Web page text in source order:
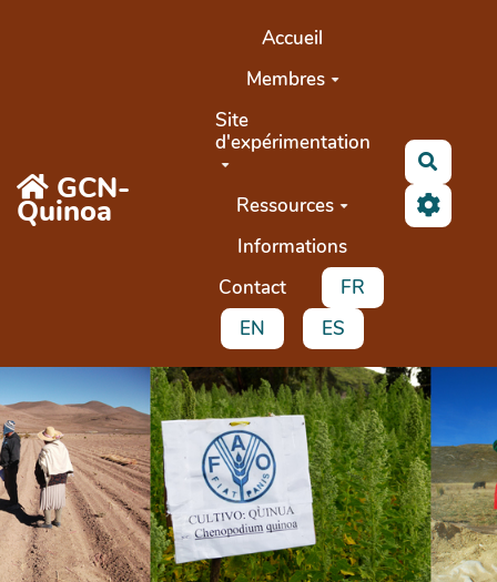
GCN-
Quinoa
Accueil
Membres
Site
d'expérimentation
Ressources
Informations
Contact
FR
EN
ES